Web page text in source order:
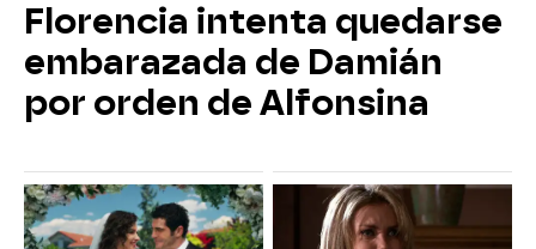
Florencia intenta quedarse
embarazada de Damián
por orden de Alfonsina